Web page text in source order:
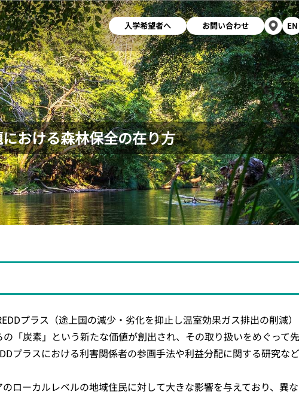
入学希望者へ お問い合わせ EN
おける森林保全の在り方
プラス（途上国の減少・劣化を抑止し温室効果ガス排出の削減
「炭素」という新たな価値が創出され、その取り扱いをめぐって
プラスにおける利害関係者の参画手法や利益分配に関する研究な
ローカルレベルの地域住民に対して大きな影響を与えており、異